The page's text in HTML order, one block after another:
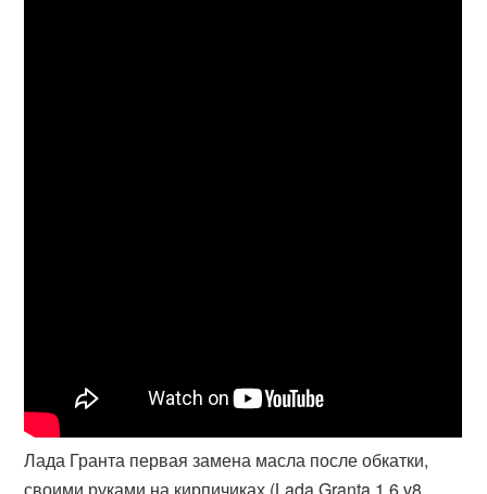
Лада Гранта первая замена масла после обкатки,